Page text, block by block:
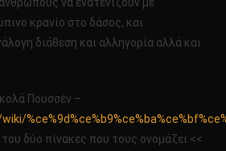
κρανίο στο δάσος, και
διάθεση και αλληγορία αλλά και
Πουσσέν –
του δύο πίνακες που τους ονομάζει <<